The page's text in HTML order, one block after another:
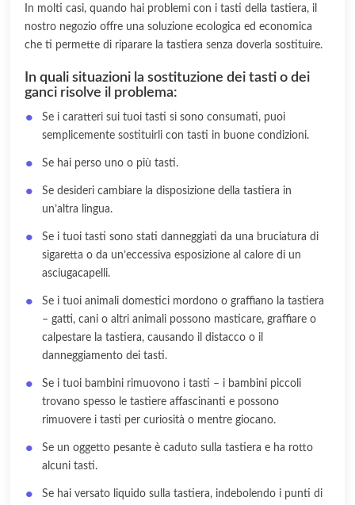
In molti casi, quando hai problemi con i tasti della tastiera, il
nostro negozio offre una soluzione ecologica ed economica
che ti permette di riparare la tastiera senza doverla sostituire.
In quali situazioni la sostituzione dei tasti o dei
ganci risolve il problema:
Se i caratteri sui tuoi tasti si sono consumati, puoi
semplicemente sostituirli con tasti in buone condizioni.
Se hai perso uno o più tasti.
Se desideri cambiare la disposizione della tastiera in
un’altra lingua.
Se i tuoi tasti sono stati danneggiati da una bruciatura di
sigaretta o da un’eccessiva esposizione al calore di un
asciugacapelli.
Se i tuoi animali domestici mordono o graffiano la tastiera
– gatti, cani o altri animali possono masticare, graffiare o
calpestare la tastiera, causando il distacco o il
danneggiamento dei tasti.
Se i tuoi bambini rimuovono i tasti – i bambini piccoli
trovano spesso le tastiere affascinanti e possono
rimuovere i tasti per curiosità o mentre giocano.
Se un oggetto pesante è caduto sulla tastiera e ha rotto
alcuni tasti.
Se hai versato liquido sulla tastiera, indebolendo i punti di